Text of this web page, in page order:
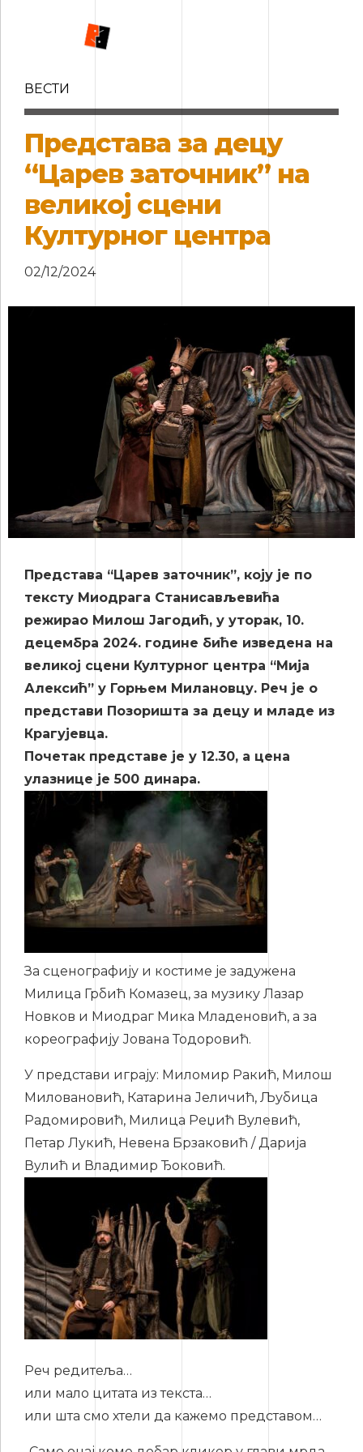
ВЕСТИ
Представа за децу
“Царев заточник” на
великој сцени
Културног центра
02/12/2024
Представа “Царев заточник”, коју је по
тексту Миодрага Станисављевића
режирао Милош Јагодић, у уторак, 10.
децембра 2024. године биће изведена на
великој сцени Културног центра “Мија
Алексић” у Горњем Милановцу. Реч је о
представи Позоришта за децу и младе из
Крагујевца.
Почетак представе је у 12.30, а цена
улазнице је 500 динара.
За сценографију и костиме је задужена
Милица Грбић Комазец, за музику Лазар
Новков и Миодраг Мика Младеновић, а за
кореографију Јована Тодоровић.
У представи играју: Миломир Ракић, Милош
Миловановић, Катарина Јеличић, Љубица
Радомировић, Милица Реџић Вулевић,
Петар Лукић, Невена Брзаковић / Дарија
Вулић и Владимир Ђоковић.
Реч редитеља…
или мало цитата из текста…
или шта смо хтели да кажемо представом…